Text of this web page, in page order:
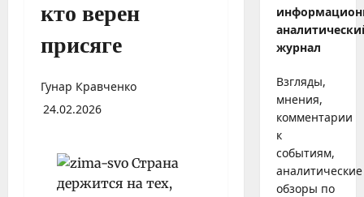
кто верен
присяге
Гунар Кравченко
24.02.2026
журнал
Взгляды,
мнения,
комментарии
к
событиям,
аналитические
обзоры по